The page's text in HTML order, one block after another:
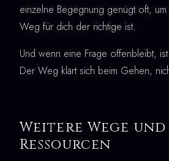
einzelne Begegnung genügt oft,
Weg für dich der richtige ist.
Und wenn eine Frage offenbleibt,
Der Weg klärt sich beim Gehen,
Weitere Wege und
Ressourcen